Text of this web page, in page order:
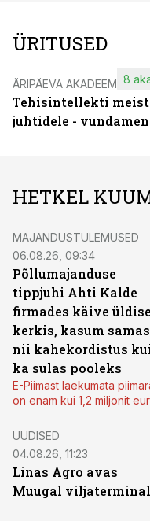
ÜRITUSED
ÄRIPÄEVA AKADEEMIA
Tehisintellekti
juhtidele -
8
HETKEL
MAJANDUSTULEMUSED
06.08.26, 09:34
Põllumajanduse
tippjuhi Ahti Kalde
firmades käive
kerkis, kasum samas
nii kahekordistus
ka sulas pooleks
E-Piimast laekumata
on enam kui 1,2 miljonit
UUDISED
04.08.26, 11:23
Linas Agro avas
Muugal